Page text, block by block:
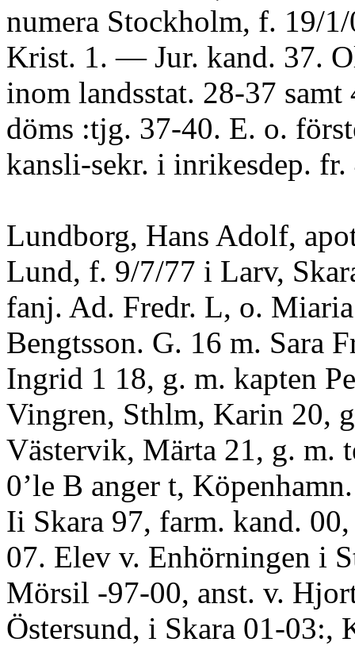
numera Stockholm, f. 19/
Krist. 1. — Jur. kand. 37.
inom landsstat. 28-37 samt
döms :tjg. 37-40. E. o.
kansli-sekr. i inrikesdep. fr.
Lundborg, Hans Adolf,
Lund, f. 9/7/77 i Larv,
fanj. Ad. Fredr. L, o.
Bengtsson. G. 16 m. Sara
Ingrid 1 18, g. m. kapten
Vingren, Sthlm, Karin 20,
Västervik, Märta 21, g. m.
0’le B anger t,
Ii Skara 97, farm. kand.
07. Elev v. Enhörningen i
Mörsil -97-00, anst. v.
Östersund, i Skara 01-03:,